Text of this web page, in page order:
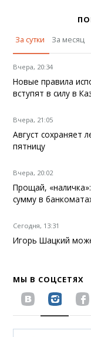
За сутки
За месяц
Вчера, 20:34
Новые правила
вступят в силу в
Вчера, 21:05
Август сохраняет
пятницу
Вчера, 20:02
Прощай,
сумму в
Сегодня, 13:31
Игорь Шацкий
МЫ В СОЦСЕТЯХ